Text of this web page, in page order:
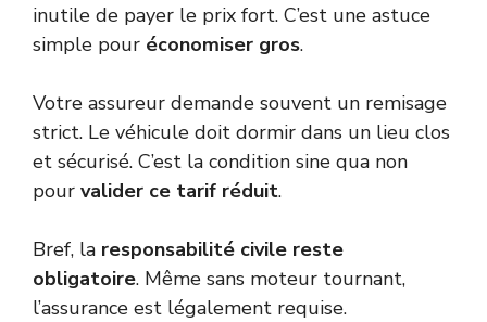
inutile de payer le prix fort. C’est une astuce
simple pour économiser gros.
Votre assureur demande souvent un remisage
strict. Le véhicule doit dormir dans un lieu clos
et sécurisé. C’est la condition sine qua non
pour valider ce tarif réduit.
Bref, la responsabilité civile reste
obligatoire. Même sans moteur tournant,
l’assurance est légalement requise.